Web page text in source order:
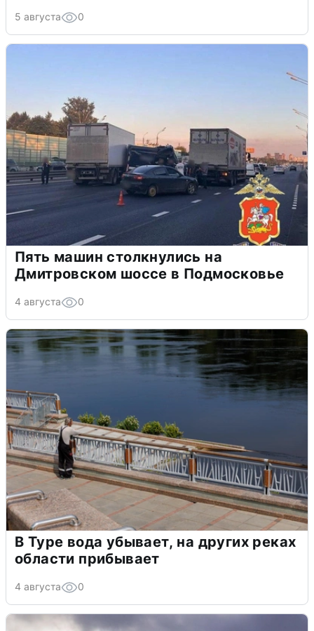
5 августа 0
Пять машин столкнулись на
Дмитровском шоссе в Подмосковье
4 августа 0
В Туре вода убывает, на других реках
области прибывает
4 августа 0